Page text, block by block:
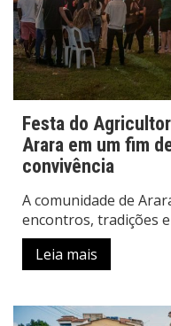
Festa do
Arara em um fim
convivência
A comunidade de
encontros, tradições
Leia mais